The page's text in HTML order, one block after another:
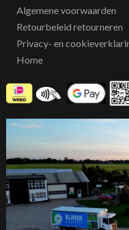
Algemene voorwaarden
Retourbeleid retourneren
Privacy- en
Home